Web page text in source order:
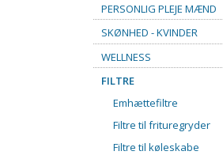
PERSONLIG PLEJE MÆND
SKØNHED - KVINDER
WELLNESS
FILTRE
Emhættefiltre
Filtre til frituregryder
Filtre til køleskabe